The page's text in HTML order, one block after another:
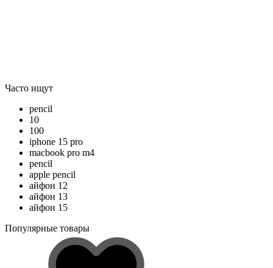
Часто ищут
pencil
10
100
iphone 15 pro
macbook pro m4
pencil
apple pencil
айфон 12
айфон 13
айфон 15
Популярные товары